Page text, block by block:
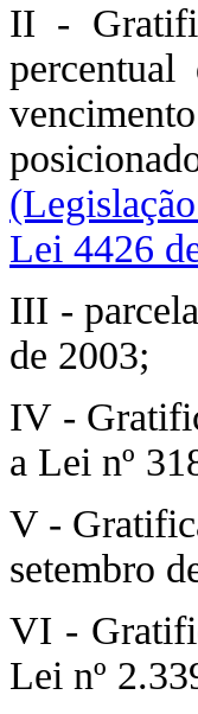
II -
Lei 4426
III -
de 2003;
IV -
a Lei nº
V -
setembro
VI -
Lei nº